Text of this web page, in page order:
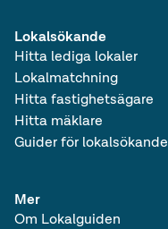
Lokalsökande
Hitta lediga lokaler
Lokalmatchning
Hitta fastighetsägare
Hitta mäklare
Guider för lokalsökande
Mer
Om Lokalguiden